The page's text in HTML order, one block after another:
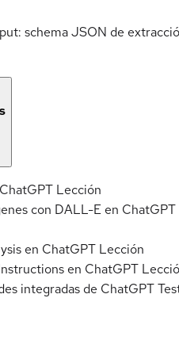
schema JSON de
Lección
con DALL-E en ChatGPT
en ChatGPT Lección
en ChatGPT
integradas de ChatGPT